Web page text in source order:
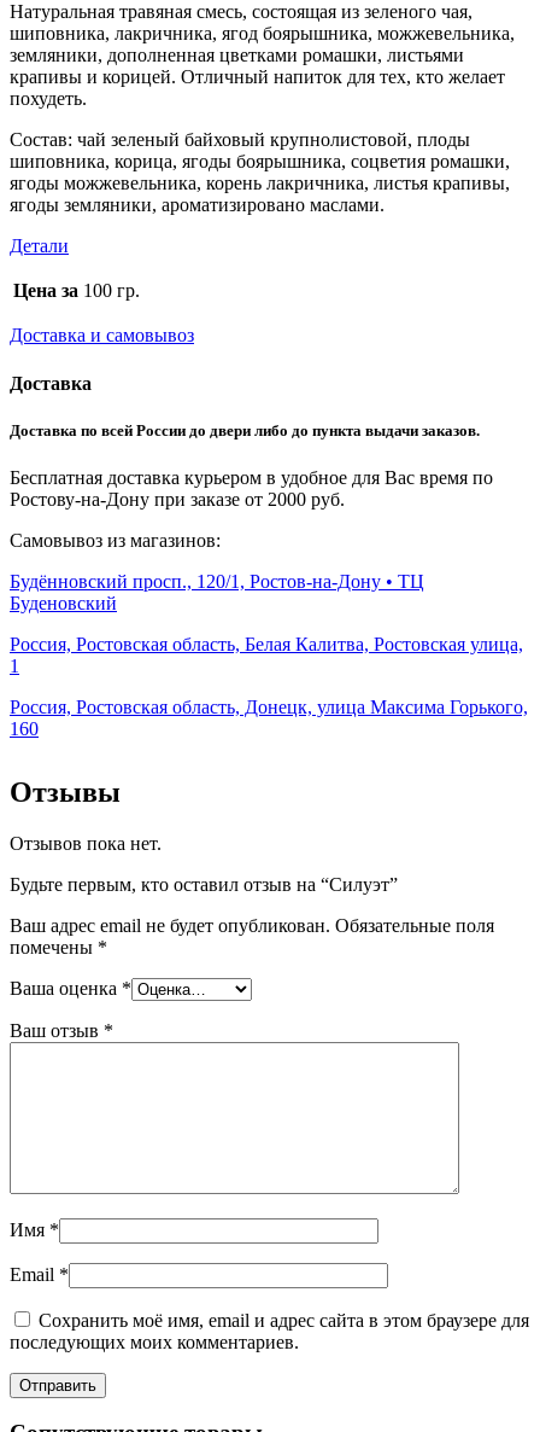
Натуральная травяная смесь, состоящая из зеленого чая,
шиповника, лакричника, ягод боярышника, можжевельника,
земляники, дополненная цветками ромашки, листьями
крапивы и корицей. Отличный напиток для тех, кто желает
похудеть.
Состав: чай зеленый байховый крупнолистовой, плоды
шиповника, корица, ягоды боярышника, соцветия ромашки,
ягоды можжевельника, корень лакричника, листья крапивы,
ягоды земляники, ароматизировано маслами.
Детали
Цена за 100 гр.
Доставка и самовывоз
Доставка
Доставка по всей России до двери либо до пункта выдачи заказов.
Бесплатная доставка курьером в удобное для Вас время по
Ростову-на-Дону при заказе от 2000 руб.
Самовывоз из магазинов:
Будённовский просп., 120/1, Ростов-на-Дону • ТЦ
Буденовский
Россия, Ростовская область, Белая Калитва, Ростовская улица,
1
Россия, Ростовская область, Донецк, улица Максима Горького,
160
Отзывы
Отзывов пока нет.
Будьте первым, кто оставил отзыв на “Силуэт”
Ваш адрес email не будет опубликован. Обязательные поля
помечены *
Ваша оценка *
Ваш отзыв *
Имя *
Email *
Сохранить моё имя, email и адрес сайта в этом браузере для
последующих моих комментариев.